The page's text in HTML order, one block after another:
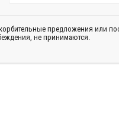
предложения или
не принимаются.